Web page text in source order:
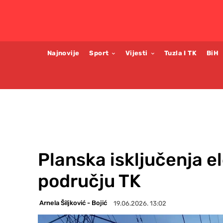
Najnovije Sport Vijesti Tuzla I TK BiH
Planska isključenja
području TK
Arnela Šiljković - Bojić 19.06.2026. 13:02